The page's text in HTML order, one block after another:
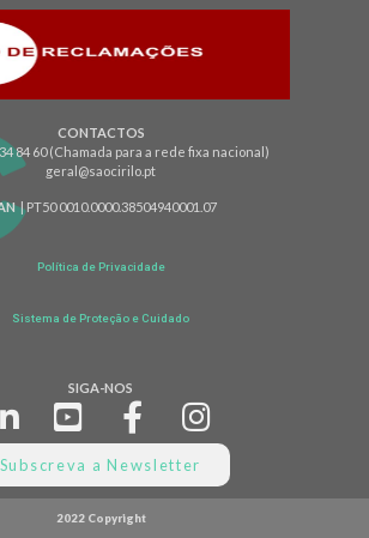
CONTACTOS
84 60 (Chamada para a rede fixa nacional)
geral@saocirilo.pt
| PT50 0010.0000.38504940001.07
Política de Privacidade
Sistema de Proteção e Cuidado
SIGA-NOS
Subscreva a Newsletter
2022 Copyright